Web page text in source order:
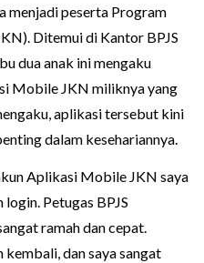
menjadi peserta Program
Ditemui di Kantor BPJS
dua anak ini mengaku
Mobile JKN miliknya yang
aplikasi tersebut kini
dalam kesehariannya.
Aplikasi Mobile JKN saya
Petugas BPJS
ramah dan cepat.
kembali, dan saya sangat